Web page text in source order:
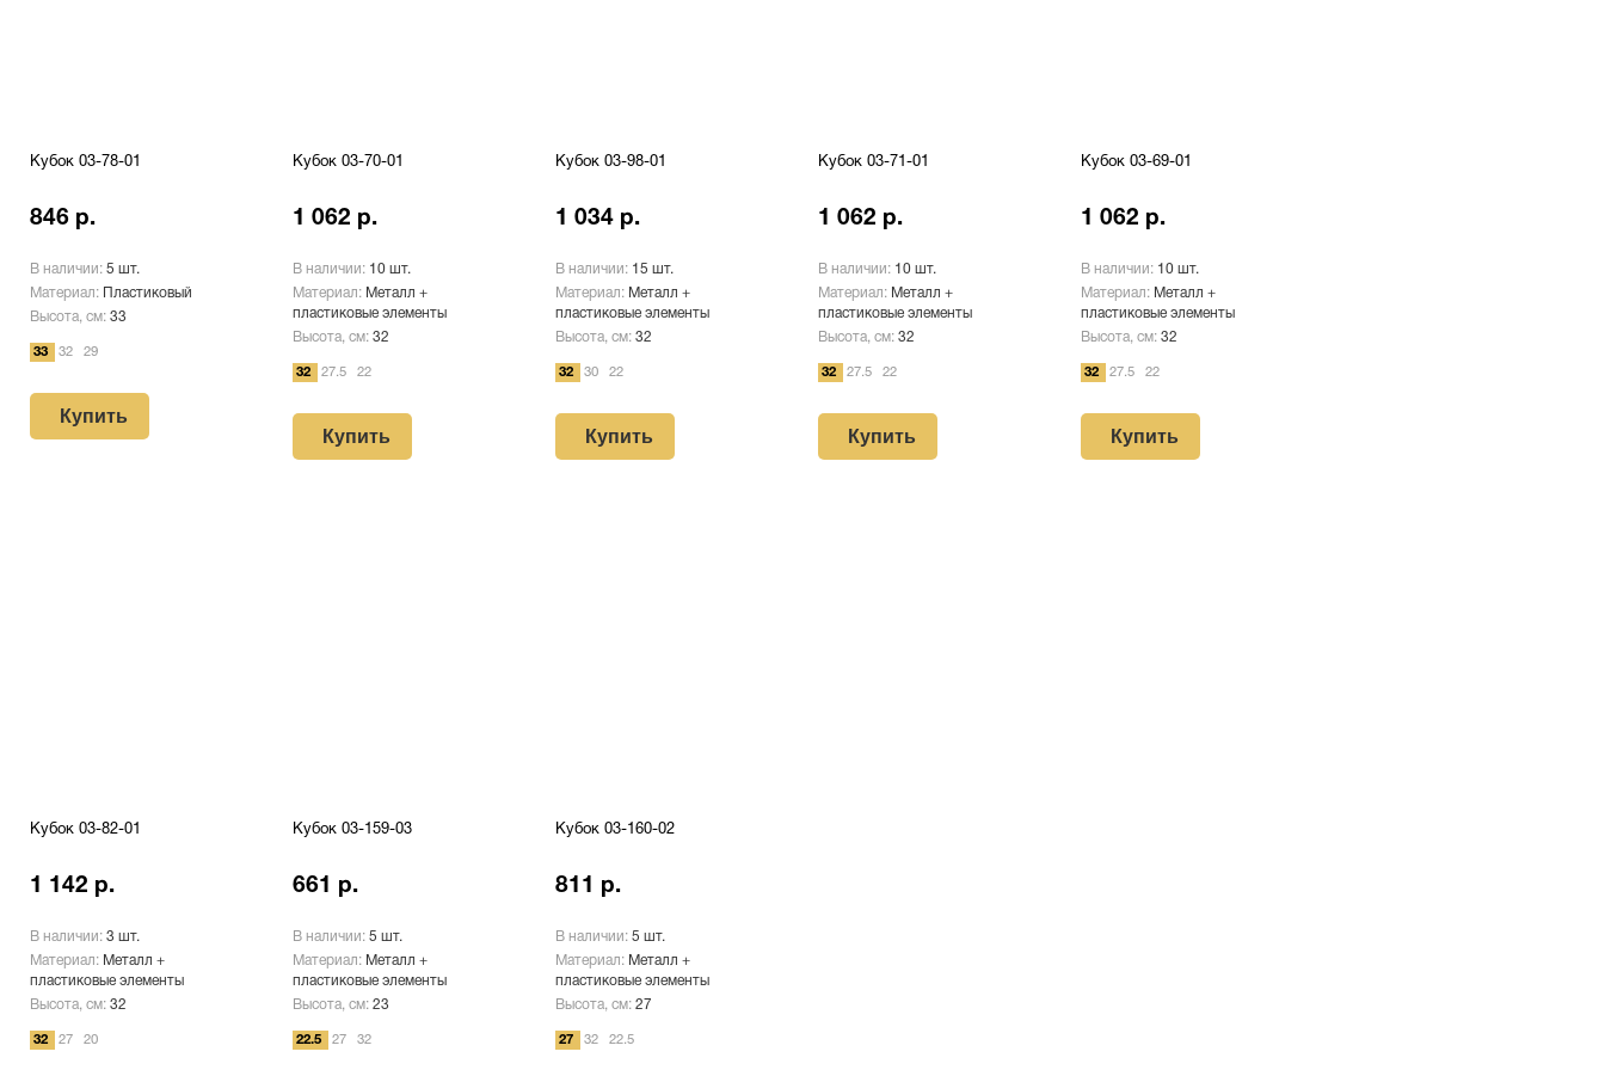
Кубок 03-78-01
846 р.
В наличии: 5 шт.
Материал:
Пластиковый
Высота, см: 33
33 32 29
Купить
Кубок 03-70-01
1 062 р.
В наличии: 10 шт.
Материал: Металл +
пластиковые элементы
Высота, см: 32
32 27.5 22
Купить
Кубок 03-98-01
1 034 р.
В наличии: 15 шт.
Материал: Металл +
пластиковые элементы
Высота, см: 32
32 30 22
Купить
Кубок 03-71-01
1 062 р.
В наличии: 10 шт.
Материал: Металл +
пластиковые элементы
Высота, см: 32
32 27.5 22
Купить
Кубок 03-69-01
1 062 р.
В наличии: 10 шт.
Материал: Металл +
пластиковые элементы
Высота, см: 32
32 27.5 22
Купить
Кубок 03-82-01
1 142 р.
В наличии: 3 шт.
Материал: Металл +
пластиковые элементы
Высота, см: 32
32 27 20
Кубок 03-159-03
661 р.
В наличии: 5 шт.
Материал: Металл +
пластиковые элементы
Высота, см: 23
22.5 27 32
Кубок 03-160-02
811 р.
В наличии: 5 шт.
Материал: Металл +
пластиковые элементы
Высота, см: 27
27 32 22.5